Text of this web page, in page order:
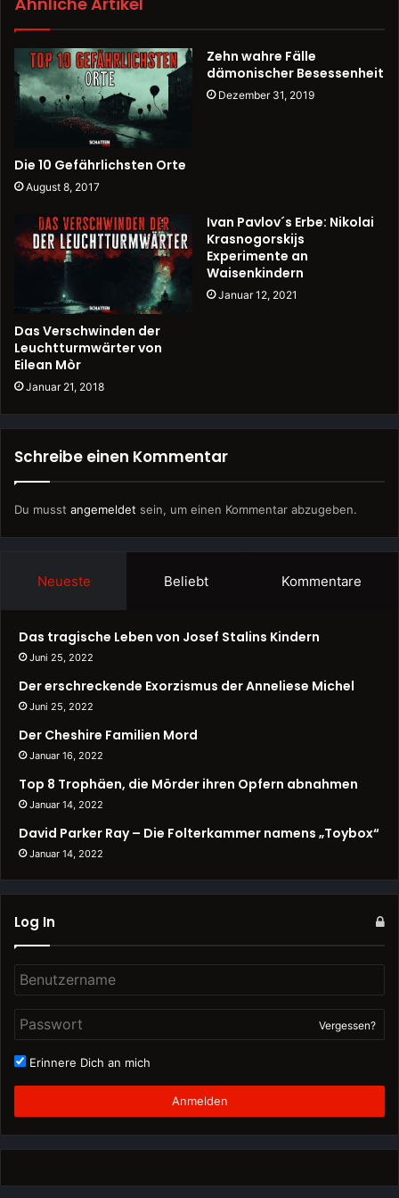
Die 10 Gefährlichsten Orte
August 8, 2017
Zehn wahre Fälle
dämonischer Besessenheit
Dezember 31, 2019
Das Verschwinden der
Leuchtturmwärter von
Eilean Mòr
Januar 21, 2018
Ivan Pavlov´s Erbe: Nikolai
Krasnogorskijs
Experimente an
Waisenkindern
Januar 12, 2021
Schreibe einen Kommentar
Du musst angemeldet sein, um einen Kommentar abzugeben.
Neueste Beliebt Kommentare
Das tragische Leben von Josef Stalins Kindern
Juni 25, 2022
Der erschreckende Exorzismus der Anneliese Michel
Juni 25, 2022
Der Cheshire Familien Mord
Januar 16, 2022
Top 8 Trophäen, die Mörder ihren Opfern abnahmen
Januar 14, 2022
David Parker Ray – Die Folterkammer namens „Toybox“
Januar 14, 2022
Log In
Vergessen?
Erinnere Dich an mich
Anmelden